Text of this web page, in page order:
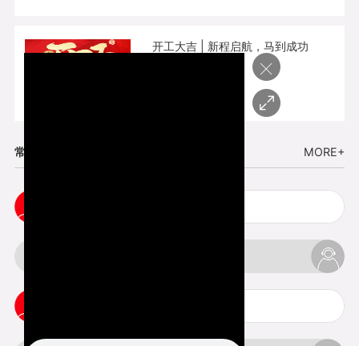
开工大吉 | 新程启航，马到成功
常见问题 MORE+
×